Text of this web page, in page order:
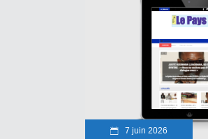
7 juin 2026